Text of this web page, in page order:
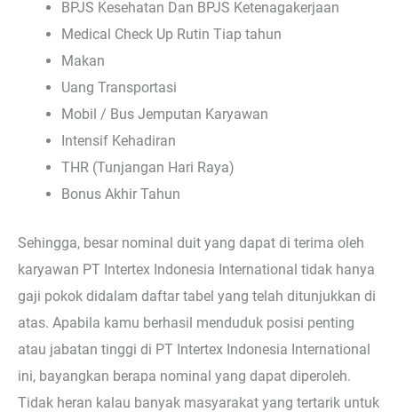
BPJS Kesehatan Dan BPJS Ketenagakerjaan
Medical Check Up Rutin Tiap tahun
Makan
Uang Transportasi
Mobil / Bus Jemputan Karyawan
Intensif Kehadiran
THR (Tunjangan Hari Raya)
Bonus Akhir Tahun
Sehingga, besar nominal duit yang dapat di terima oleh
karyawan PT Intertex Indonesia International tidak hanya
gaji pokok didalam daftar tabel yang telah ditunjukkan di
atas. Apabila kamu berhasil menduduk posisi penting
atau jabatan tinggi di PT Intertex Indonesia International
ini, bayangkan berapa nominal yang dapat diperoleh.
Tidak heran kalau banyak masyarakat yang tertarik untuk